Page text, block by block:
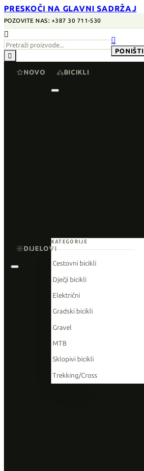
PRESKOČI NA GLAVNI SADRŽAJ
POZOVITE NAS: +387 30 711-530



PONIŠTI
NOVO BICIKLI
KATEGORIJE
Cestovni bicikli
Dječji bicikli
Električni
Gradski bicikli
Gravel
MTB
Sklopivi bicikli
Trekking/Cross
DIJELOVI